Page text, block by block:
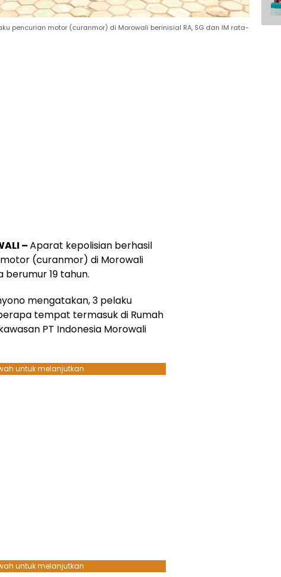
pencurian motor (curanmor) di Morowali berinisial RA, SG dan IM rata-
–Aparat kepolisian berhasil
(curanmor) di Morowali
berumur 19 tahun.
mengatakan, 3 pelaku
tempat termasuk di Rumah
PT Indonesia Morowali
untuk melanjutkan
untuk melanjutkan